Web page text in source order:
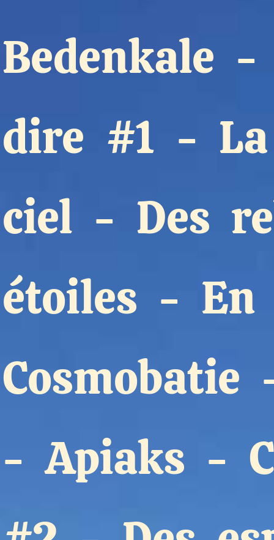
Partenaires
Crédits
Actions
Visites d'ateliers
Formation
1% œuvres dans
Réseau
Bedenkale
dire #1 -
ciel - Des
étoiles - En
Cosmobatie
-Apiaks -